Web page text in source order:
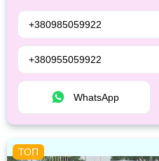
+380985059922
+380955059922
WhatsApp